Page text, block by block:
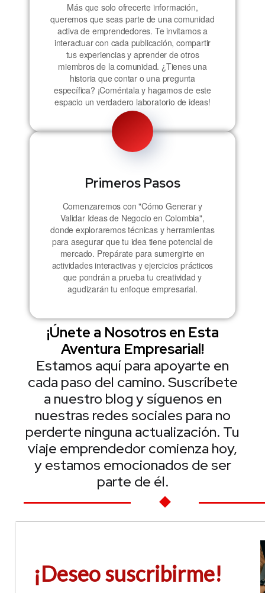
Más que solo ofrecerte información,
queremos que seas parte de una comunidad
activa de emprendedores. Te invitamos a
interactuar con cada publicación, compartir
tus experiencias y aprender de otros
miembros de la comunidad. ¿Tienes una
historia que contar o una pregunta
específica? ¡Coméntala y hagamos de este
espacio un verdadero laboratorio de ideas!
Primeros Pasos
Comenzaremos con "Cómo Generar y
Validar Ideas de Negocio en Colombia",
donde exploraremos técnicas y herramientas
para asegurar que tu idea tiene potencial de
mercado. Prepárate para sumergirte en
actividades interactivas y ejercicios prácticos
que pondrán a prueba tu creatividad y
agudizarán tu enfoque empresarial.
¡Únete a Nosotros en Esta
Aventura Empresarial!
Estamos aquí para apoyarte en
cada paso del camino. Suscríbete
a nuestro blog y síguenos en
nuestras redes sociales para no
perderte ninguna actualización. Tu
viaje emprendedor comienza hoy,
y estamos emocionados de ser
parte de él.
¡Deseo suscribirme!